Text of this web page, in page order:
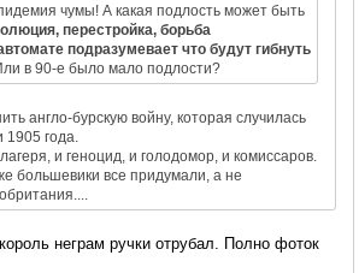
чумы! А какая подлость может быть
перестройка, борьба
подразумевает что будут гибнуть
в 90-е было мало подлости?
англо-бурскую войну, которая случилась
года.
и геноцид, и голодомор, и комиссаров.
большевики все придумали, а не
неграм ручки отрубал. Полно фоток